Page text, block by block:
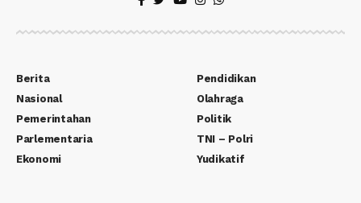
Berita
Nasional
Pemerintahan
Parlementaria
Ekonomi
Pendidikan
Olahraga
Politik
TNI – Polri
Yudikatif